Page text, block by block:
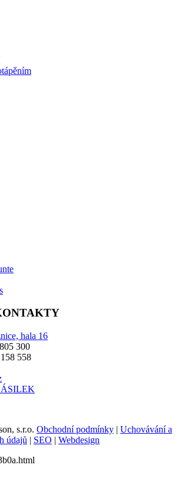
hala 16
300
558
s.r.o. Obchodní podmínky | Uchovávání a
údajů | SEO | Webdesign